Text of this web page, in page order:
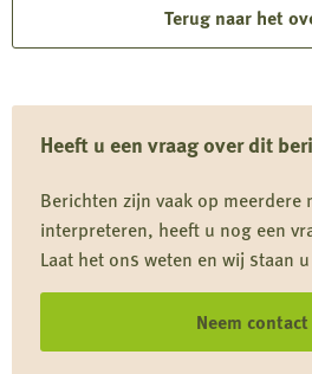
Heeft u een vraag over dit
Berichten zijn vaak op meerdere
interpreteren, heeft u nog een
Laat het ons weten en wij staan
Neem
Provincie
wijziging
juridische
populatiebeheer
exoten
dieren
Terug naar het